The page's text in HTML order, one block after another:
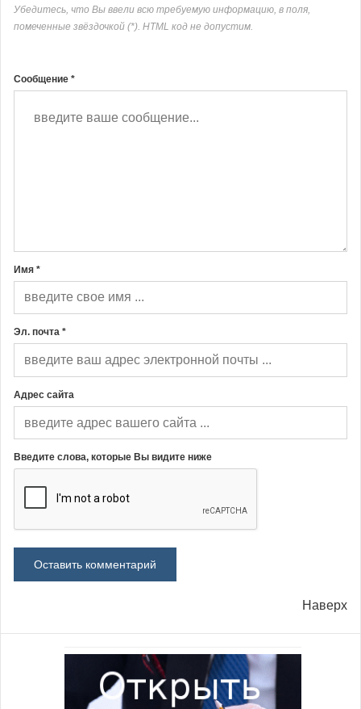
Убедитесь, что Вы ввели всю требуемую информацию, в поля,
помеченные звёздочкой (*). HTML код не допустим.
Сообщение *
Имя *
Эл. почта *
Адрес сайта
Введите слова, которые Вы видите ниже
Наверх